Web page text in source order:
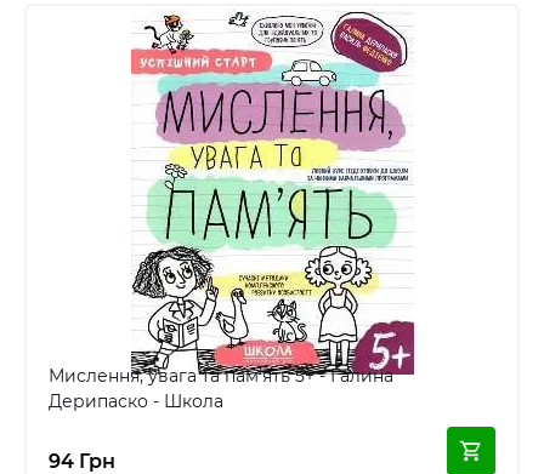
Мислення, увага та пам'ять 5+ - Галина
Дерипаско - Школа
94 Грн